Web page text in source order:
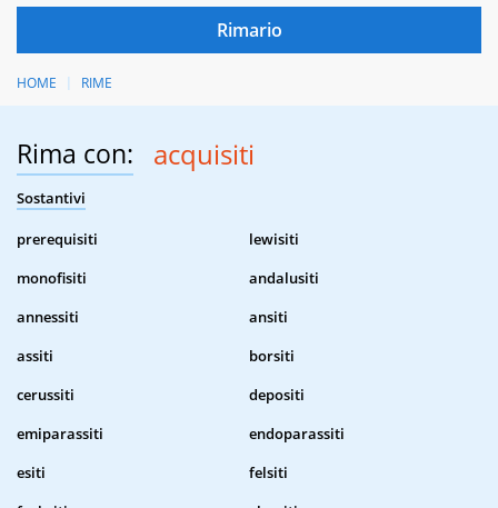
HOME RIME
Rima con: acquisiti
Sostantivi
prerequisiti
lewisiti
monofisiti
andalusiti
annessiti
ansiti
assiti
borsiti
cerussiti
depositi
emiparassiti
endoparassiti
esiti
felsiti